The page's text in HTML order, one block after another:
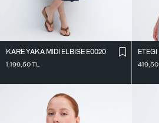
KARE YAKA MIDI ELBISE E0020
1.199,50TL
419,50